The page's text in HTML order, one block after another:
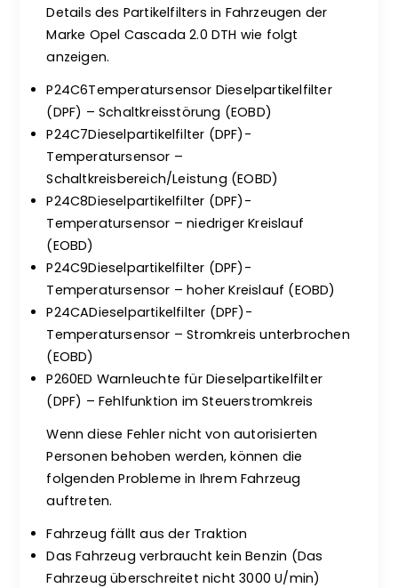
Details des Partikelfilters in Fahrzeugen der
Marke Opel Cascada 2.0 DTH wie folgt
anzeigen.
P24C6Temperatursensor Dieselpartikelfilter
(DPF) – Schaltkreisstörung (EOBD)
P24C7Dieselpartikelfilter (DPF)-
Temperatursensor –
Schaltkreisbereich/Leistung (EOBD)
P24C8Dieselpartikelfilter (DPF)-
Temperatursensor – niedriger Kreislauf
(EOBD)
P24C9Dieselpartikelfilter (DPF)-
Temperatursensor – hoher Kreislauf (EOBD)
P24CADieselpartikelfilter (DPF)-
Temperatursensor – Stromkreis unterbrochen
(EOBD)
P260ED Warnleuchte für Dieselpartikelfilter
(DPF) – Fehlfunktion im Steuerstromkreis
Wenn diese Fehler nicht von autorisierten
Personen behoben werden, können die
folgenden Probleme in Ihrem Fahrzeug
auftreten.
Fahrzeug fällt aus der Traktion
Das Fahrzeug verbraucht kein Benzin (Das
Fahrzeug überschreitet nicht 3000 U/min)